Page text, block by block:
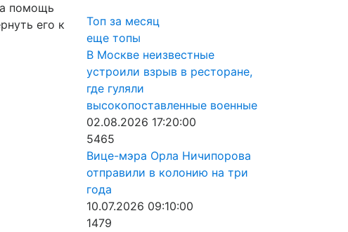
помощь
его к
Топ за месяц
еще топы
В Москве неизвестные
устроили взрыв в ресторане,
где гуляли
высокопоставленные военные
02.08.2026 17:20:00
5465
Вице-мэра Орла Ничипорова
отправили в колонию на три
года
10.07.2026 09:10:00
1479